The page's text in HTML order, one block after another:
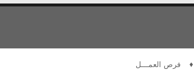
♦ فرص العمـــل